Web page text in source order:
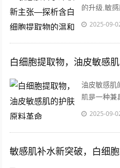
的升级,敏
诉求日益强
2025-09-
白细胞提取物，油皮敏感
油皮敏感肌
肌是一种兼
杂肤质,这
2025-09-